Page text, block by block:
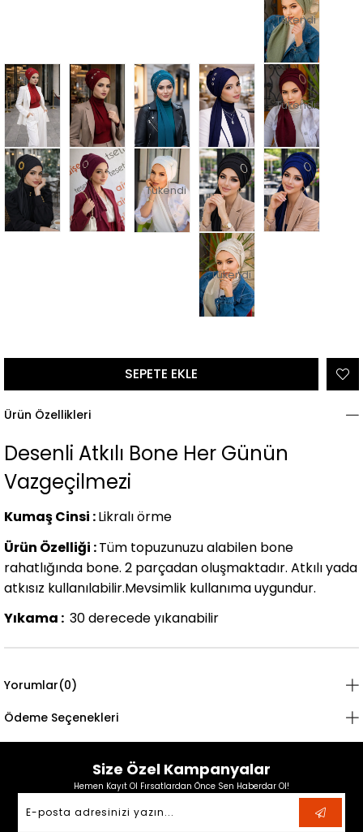
Tükendi
Tükendi
Tükendi
Tükendi
Ürün Özellikleri
Desenli Atkılı Bone Her Günün
Vazgeçilmezi
Kumaş Cinsi :Likralı örme
Ürün Özelliği :Tüm topuzunuzu alabilen bone
rahatlığında bone. 2 parçadan oluşmaktadır. Atkılı yada
atkısız kullanılabilir.Mevsimlik kullanıma uygundur.
Yıkama : 30 derecede yıkanabilir
Yorumlar(0)
Ödeme Seçenekleri
Size Özel Kampanyalar
Hemen Kayıt Ol Fırsatlardan Önce Sen Haberdar Ol!